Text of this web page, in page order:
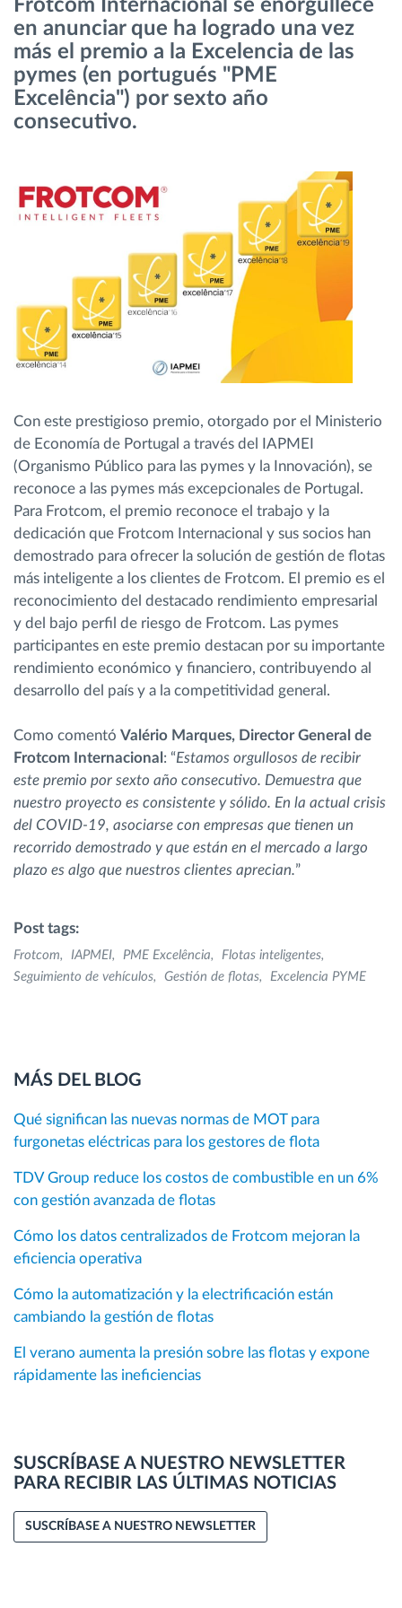
Planificación y seguimiento de rutas
Identificación automática del conductor
¿Cómo podemos ayudar en el control de la
actividad de su flota?
Calculadora de ahorro
Frotcom Internacional se enorgullece
en anunciar que ha logrado una vez
más el premio a la Excelencia de las
pymes (en portugués "PME
Excelência") por sexto año
consecutivo.
Con este prestigioso premio, otorgado por el Ministerio
de Economía de Portugal a través del IAPMEI
(Organismo Público para las pymes y la Innovación), se
reconoce a las pymes más excepcionales de Portugal.
Para Frotcom, el premio reconoce el trabajo y la
dedicación que Frotcom Internacional y sus socios han
demostrado para ofrecer la solución de gestión de flotas
más inteligente a los clientes de Frotcom. El premio es el
reconocimiento del destacado rendimiento empresarial
y del bajo perfil de riesgo de Frotcom. Las pymes
participantes en este premio destacan por su importante
rendimiento económico y financiero, contribuyendo al
desarrollo del país y a la competitividad general.
Como comentó Valério Marques, Director General de
Frotcom Internacional : “Estamos orgullosos de recibir
este premio por sexto año consecutivo. Demuestra que
nuestro proyecto es consistente y sólido. En la actual crisis
del COVID-19, asociarse con empresas que tienen un
recorrido demostrado y que están en el mercado a largo
plazo es algo que nuestros clientes aprecian.”
Post tags:
Frotcom IAPMEI PME Excelência
Flotas inteligentes
Seguimiento de vehículos
Gestión de flotas Excelencia PYME
MÁS DEL BLOG
Qué significan las nuevas normas de MOT para
furgonetas eléctricas para los gestores de flota
TDV Group reduce los costos de combustible en un 6%
con gestión avanzada de flotas
Cómo los datos centralizados de Frotcom mejoran la
eficiencia operativa
Cómo la automatización y la electrificación están
cambiando la gestión de flotas
El verano aumenta la presión sobre las flotas y expone
rápidamente las ineficiencias
SUSCRÍBASE A NUESTRO NEWSLETTER
PARA RECIBIR LAS ÚLTIMAS NOTICIAS
SUSCRÍBASE A NUESTRO NEWSLETTER